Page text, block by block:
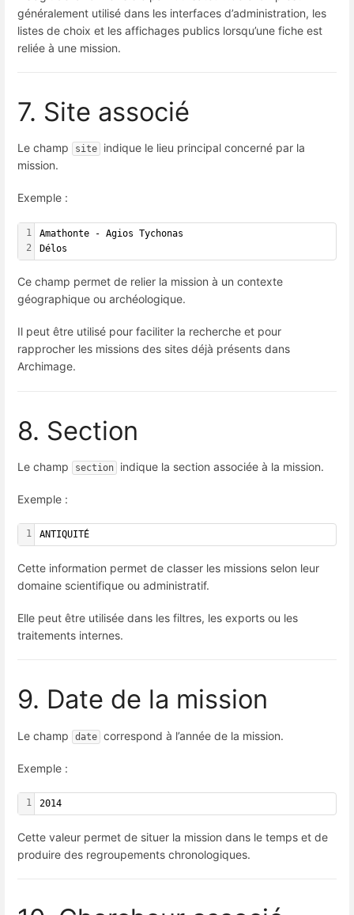
généralement utilisé dans les interfaces d’administration, les
listes de choix et les affichages publics lorsqu’une fiche est
reliée à une mission.
7. Site associé
Le champ site
indique le lieu principal concerné par la
mission.
Exemple :
1
2
Amathonte - Agios Tychonas
Délos
Ce champ permet de relier la mission à un contexte
géographique ou archéologique.
Il peut être utilisé pour faciliter la recherche et pour
rapprocher les missions des sites déjà présents dans
Archimage.
8. Section
Le champ section indique la section associée à la mission.
Exemple :
1 ANTIQUITÉ
Cette information permet de classer les missions selon leur
domaine scientifique ou administratif.
Elle peut être utilisée dans les filtres, les exports ou les
traitements internes.
9. Date de la mission
Le champ date correspond à l’année de la mission.
Exemple :
1 2014
Cette valeur permet de situer la mission dans le temps et de
produire des regroupements chronologiques.